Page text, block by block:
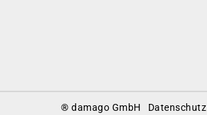
Footer
® damago GmbH Datenschutz